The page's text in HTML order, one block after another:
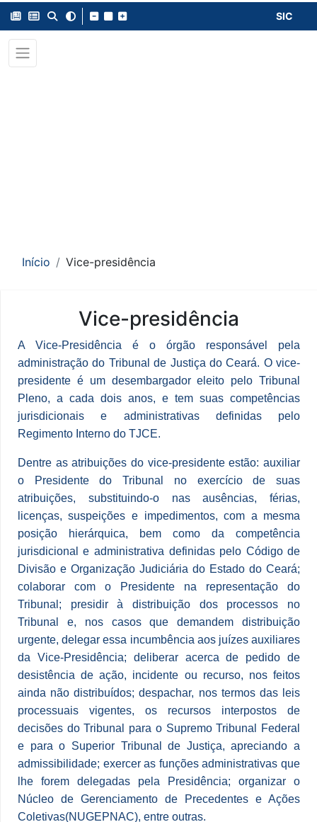
SIC
Início Vice-presidência
ConteúdoVice-presidência
A Vice-Presidência é o órgão responsável pela
administração do Tribunal de Justiça do Ceará. O vice-
presidente é um desembargador eleito pelo Tribunal
Pleno, a cada dois anos, e tem suas competências
jurisdicionais e administrativas definidas pelo
Regimento Interno do TJCE.
Dentre as atribuições do vice-presidente estão: auxiliar
o Presidente do Tribunal no exercício de suas
atribuições, substituindo-o nas ausências, férias,
licenças, suspeições e impedimentos, com a mesma
posição hierárquica, bem como da competência
jurisdicional e administrativa definidas pelo Código de
Divisão e Organização Judiciária do Estado do Ceará;
colaborar com o Presidente na representação do
Tribunal; presidir à distribuição dos processos no
Tribunal e, nos casos que demandem distribuição
urgente, delegar essa incumbência aos juízes auxiliares
da Vice-Presidência; deliberar acerca de pedido de
desistência de ação, incidente ou recurso, nos feitos
ainda não distribuídos; despachar, nos termos das leis
processuais vigentes, os recursos interpostos de
decisões do Tribunal para o Supremo Tribunal Federal
e para o Superior Tribunal de Justiça, apreciando a
admissibilidade; exercer as funções administrativas que
lhe forem delegadas pela Presidência; organizar o
Núcleo de Gerenciamento de Precedentes e Ações
Coletivas(NUGEPNAC), entre outras.